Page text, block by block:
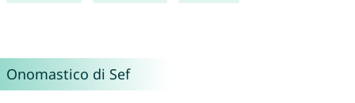
Onomastico di Sef